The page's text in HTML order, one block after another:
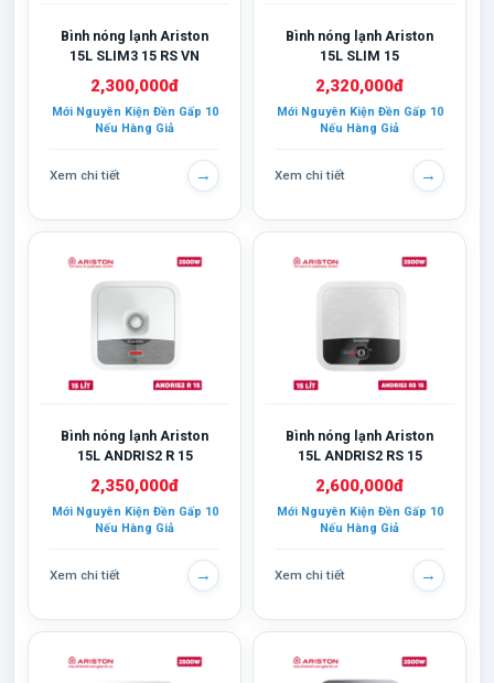
Bình nóng lạnh Ariston
15L SLIM3 15 RS VN
2,300,000đ
Mới Nguyên Kiện Đền Gấp 10
Nếu Hàng Giả
Xem chi tiết →
Bình nóng lạnh Ariston
15L SLIM 15
2,320,000đ
Mới Nguyên Kiện Đền Gấp 10
Nếu Hàng Giả
Xem chi tiết →
Bình nóng lạnh Ariston
15L ANDRIS2 R 15
2,350,000đ
Mới Nguyên Kiện Đền Gấp 10
Nếu Hàng Giả
Xem chi tiết →
Bình nóng lạnh Ariston
15L ANDRIS2 RS 15
2,600,000đ
Mới Nguyên Kiện Đền Gấp 10
Nếu Hàng Giả
Xem chi tiết →